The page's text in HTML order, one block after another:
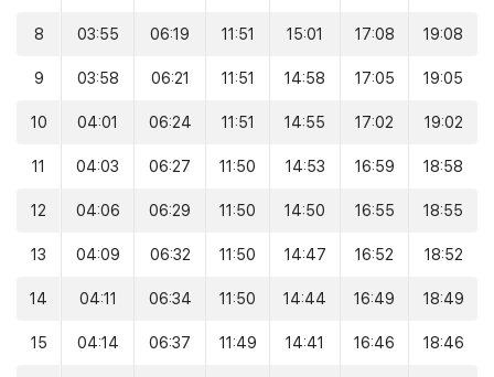
8 03:55 06:19 11:51 15:01 17:08 19:08
9 03:58 06:21 11:51 14:58 17:05 19:05
10 04:01 06:24 11:51 14:55 17:02 19:02
11 04:03 06:27 11:50 14:53 16:59 18:58
12 04:06 06:29 11:50 14:50 16:55 18:55
13 04:09 06:32 11:50 14:47 16:52 18:52
14 04:11 06:34 11:50 14:44 16:49 18:49
15 04:14 06:37 11:49 14:41 16:46 18:46